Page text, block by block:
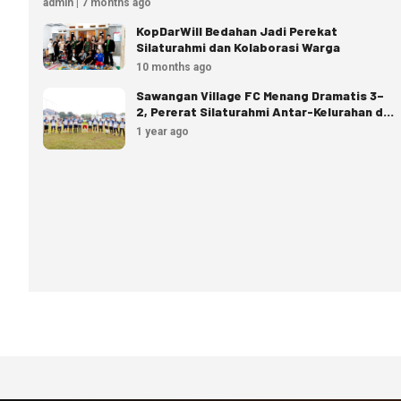
admin | 7 months ago
KopDarWill Bedahan Jadi Perekat
Silaturahmi dan Kolaborasi Warga
10 months ago
Sawangan Village FC Menang Dramatis 3–
2, Pererat Silaturahmi Antar-Kelurahan di
Depok
1 year ago